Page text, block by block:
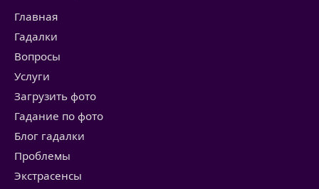
Главная
Гадалки
Вопросы
Услуги
Загрузить фото
Гадание по фото
Блог гадалки
Проблемы
Экстрасенсы